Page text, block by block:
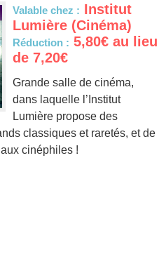
Valable chez : Institut
Lumière (Cinéma)
Réduction : 5,80€ au lieu
de 7,20€
Grande salle de cinéma,
dans laquelle l’Institut
Lumière propose des
classiques et raretés, et de
cinéphiles !